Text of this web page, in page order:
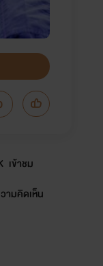
เข้าชม
ามคิดเห็น